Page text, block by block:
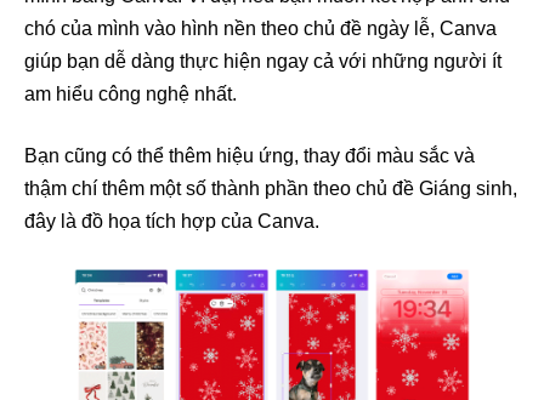
chó của mình vào hình nền theo chủ đề ngày lễ, Canva
giúp bạn dễ dàng thực hiện ngay cả với những người ít
am hiểu công nghệ nhất.
Bạn cũng có thể thêm hiệu ứng, thay đổi màu sắc và
thậm chí thêm một số thành phần theo chủ đề Giáng sinh,
đây là đồ họa tích hợp của Canva.